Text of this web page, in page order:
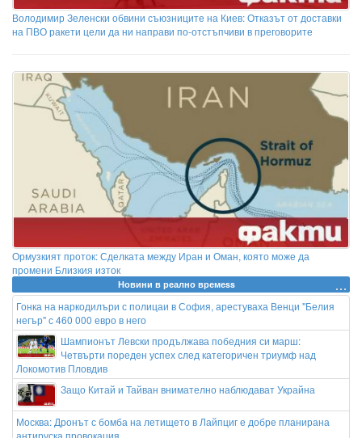
Володимир Зеленски обвини съюзниците на Киев: Отказът от доставки
на ПВО ракети цели да ни направи по-отстъпчиви в преговорите
Ормузкият проток: Сделката между Иран и Оман, която може да
промени Близкия изток
Новини в реално времеss
Гонка на наркодилъри с полицаи в София, арестуваха Венци "Белия
негър" с 460 000 евро в него
Шампионът Левски продължава победния си марш:
Четвърти пореден успех след категоричен триумф над
Локомотив Пловдив
Защо Китай и Тайван внимателно наблюдават Украйна
Москва: Дронът с бомба на летището в Лайпциг е добре планирана